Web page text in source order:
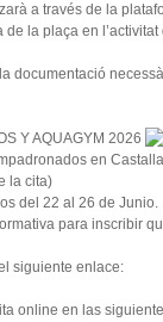
a través de la
la plaça en
documentació
Y AQUAGYM 2026
en
la cita)
del 22 al 26 de Junio.
para inscribir
siguiente enlace:
online en las